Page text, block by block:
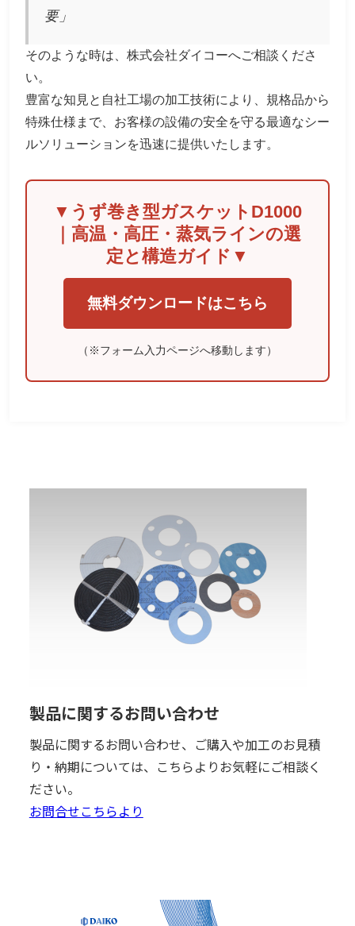
要」
そのような時は、株式会社ダイコーへご相談くださ
い。
豊富な知見と自社工場の加工技術により、規格品から
特殊仕様まで、お客様の設備の安全を守る最適なシー
ルソリューションを迅速に提供いたします。
▼うず巻き型ガスケットD1000
｜高温・高圧・蒸気ラインの選
定と構造ガイド▼
無料ダウンロードはこちら
（※フォーム入力ページへ移動します）
製品に関するお問い合わせ
製品に関するお問い合わせ、ご購入や加工のお見積
り・納期については、こちらよりお気軽にご相談く
ださい。
お問合せこちらより